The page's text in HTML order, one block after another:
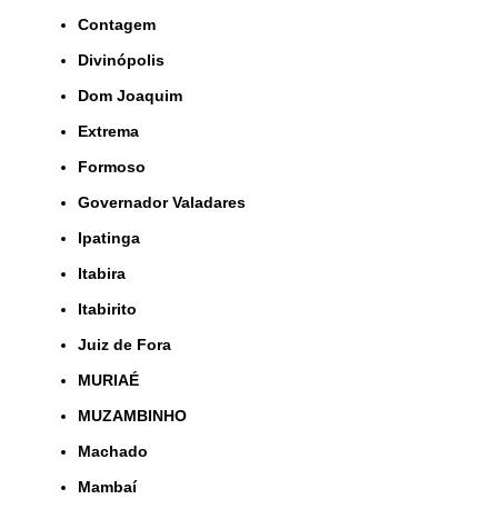
Contagem
Divinópolis
Dom Joaquim
Extrema
Formoso
Governador Valadares
Ipatinga
Itabira
Itabirito
Juiz de Fora
MURIAÉ
MUZAMBINHO
Machado
Mambaí